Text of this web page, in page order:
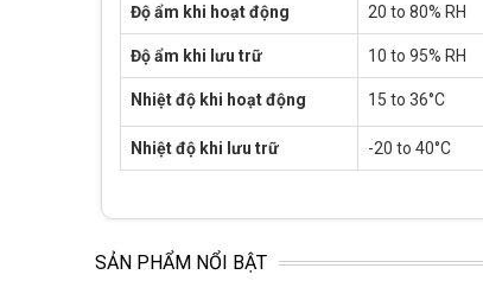
Độ ẩm khi hoạt động 20 to 80% RH
Độ ẩm khi lưu trữ 10 to 95% RH
Nhiệt độ khi hoạt động 15 to 36°C
Nhiệt độ khi lưu trữ -20 to 40°C
SẢN PHẨM NỔI BẬT